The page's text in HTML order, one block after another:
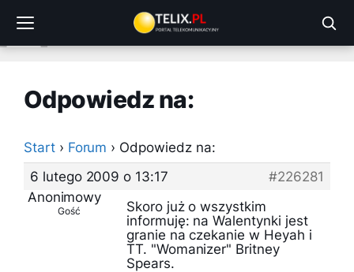
treści
Odpowiedz na:
Start › Forum › Odpowiedz na:
6 lutego 2009 o 13:17
#226281
Anonimowy
Gość
Skoro już o wszystkim
informuję: na Walentynki jest
granie na czekanie w Heyah i
TT. "Womanizer" Britney
Spears.